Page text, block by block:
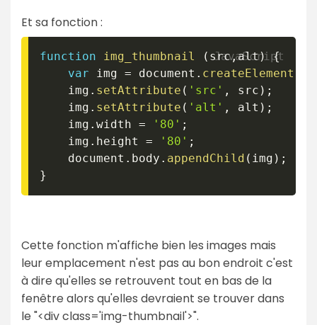
Et sa fonction :
function img_thumbnail ( src,alt) {
var img = document . createElement
	img
. setAttribute ( 'src' , src ) ;
	img
. setAttribute ( 'alt' , alt ) ;
	img
. width = '80' ;
	img
. height = '80' ;
	document
. body . appendChild ( img ) ;
}
Cette fonction m'affiche bien les images mais
leur emplacement n'est pas au bon endroit c'est
à dire qu'elles se retrouvent tout en bas de la
fenêtre alors qu'elles devraient se trouver dans
le "<div class='img-thumbnail'>".